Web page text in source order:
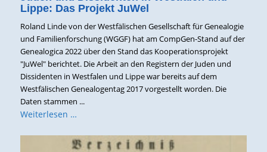
Lippe: Das Projekt JuWel
Roland Linde von der Westfälischen Gesellschaft für Genealogie
und Familienforschung (WGGF) hat am CompGen-Stand auf der
Genealogica 2022 über den Stand das Kooperationsprojekt
"JuWel" berichtet. Die Arbeit an den Registern der Juden und
Dissidenten in Westfalen und Lippe war bereits auf dem
Westfälischen Genealogentag 2017 vorgestellt worden. Die
Daten stammen ...
Weiterlesen …